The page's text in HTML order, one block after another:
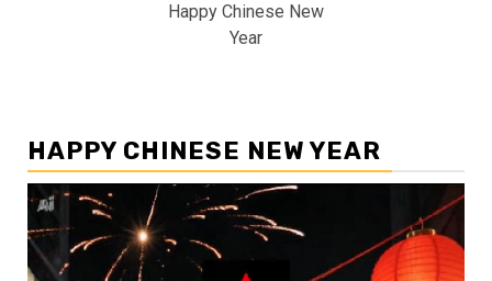
Happy Chinese New
Year
HAPPY CHINESE NEW YEAR
Pemutar